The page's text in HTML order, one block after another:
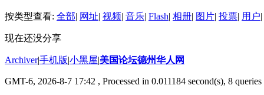
按类型查看: 全部| 网址| 视频| 音乐| Flash| 相册| 图片| 投票| 用户|
现在还没分享
Archiver|手机版|小黑屋|美国论坛德州华人网
GMT-6, 2026-8-7 17:42 , Processed in 0.011184 second(s), 8 queries